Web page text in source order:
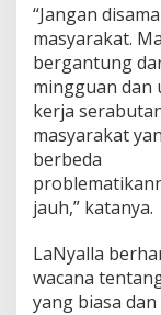
“Jangan
masyarakat.
bergantung
mingguan dan
kerja
masyarakat
berbeda
jauh,” katanya.
LaNyalla
wacana
yang biasa